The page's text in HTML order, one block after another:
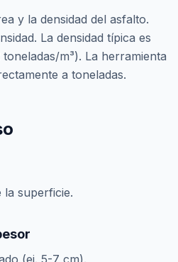
y la densidad del asfalto.
La densidad típica es
m³). La herramienta
a toneladas.
la superficie.
(ej. 5-7 cm).